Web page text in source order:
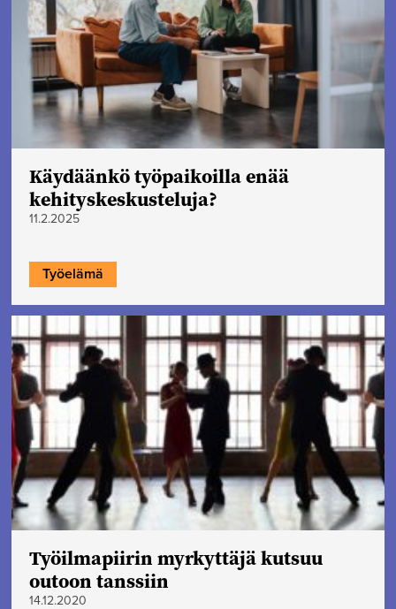
Käydäänkö työpaikoilla enää
kehityskeskusteluja?
11.2.2025
Työelämä
Työilmapiirin myrkyttäjä kutsuu
outoon tanssiin
14.12.2020